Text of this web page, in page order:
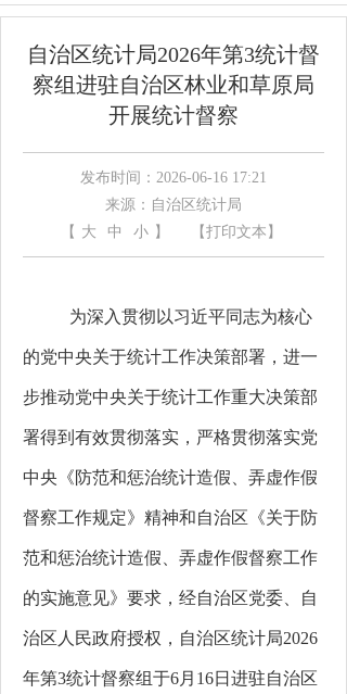
自治区统计局2026年第3统计督
察组进驻自治区林业和草原局
开展统计督察
发布时间：2026-06-16 17:21
来源：自治区统计局
【 大 中 小 】 【打印文本】
为深入贯彻以习近平同志为核心
的党中央关于统计工作决策部署，进一
步推动党中央关于统计工作重大决策部
署得到有效贯彻落实，严格贯彻落实党
中央《防范和惩治统计造假、弄虚作假
督察工作规定》精神和自治区《关于防
范和惩治统计造假、弄虚作假督察工作
的实施意见》要求，经自治区党委、 自
治区 人民政府授权，自治区统计局2026
年第3统计督察组于6月16日进驻自治区